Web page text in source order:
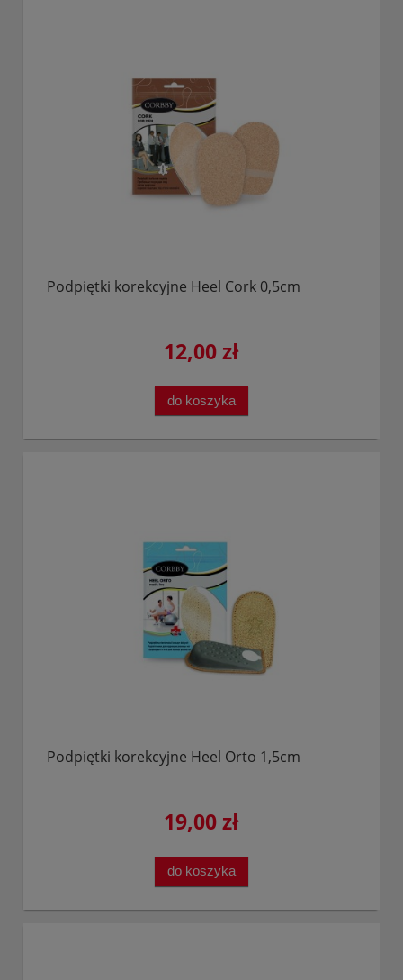
Podpiętki korekcyjne Heel Cork 0,5cm
12,00 zł
do koszyka
Podpiętki korekcyjne Heel Orto 1,5cm
19,00 zł
do koszyka